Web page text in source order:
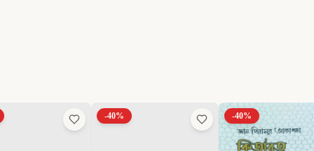
-40% -40%